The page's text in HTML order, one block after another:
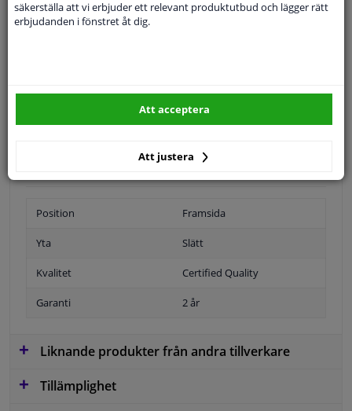
Modellmatchande garanti, Hitta rätt bildelar.
Position Framsida
Yta Slätt
Kvalitet Certified Quality
Garanti 2 år
Liknande produkter från andra tillverkare
Tillämplighet
säkerställa att vi erbjuder ett relevant produktutbud och lägger rätt
erbjudanden i fönstret åt dig.
Att justera
Att acceptera